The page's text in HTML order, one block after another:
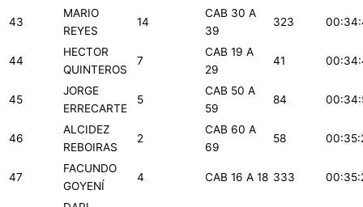
43
MARIO
REYES
14
CAB 30 A
39
323
44
HECTOR
QUINTEROS
7
CAB 19 A
29
41
45
JORGE
ERRECARTE
5
CAB 50 A
59
84
46
ALCIDEZ
REBOIRAS
2
CAB 60 A
69
58
47
FACUNDO
GOYENÍ
4 CAB 16 A 18 333